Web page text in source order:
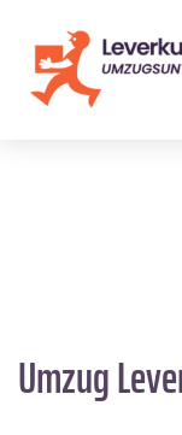
Umzug